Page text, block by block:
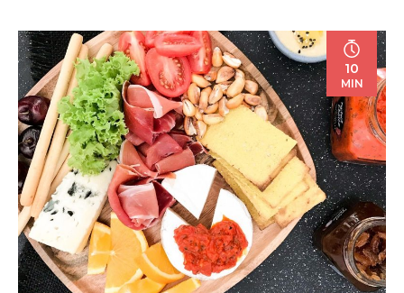
10
MIN